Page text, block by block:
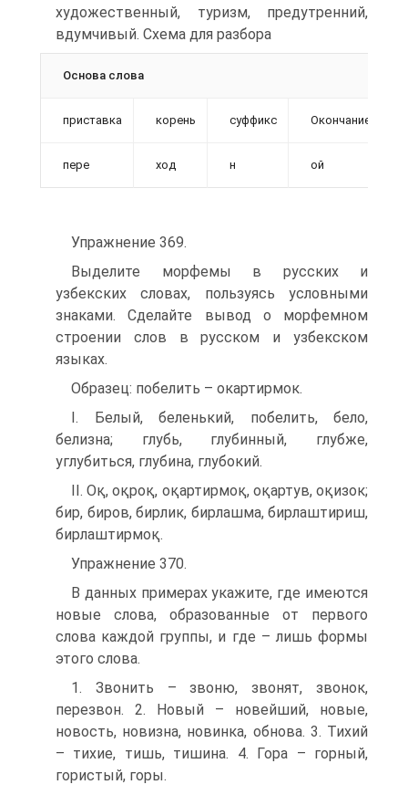
художественный, туризм, предутренний,
вдумчивый. Схема для разбора
Основа слова
приставка корень суффикс Окончание
пере ход н ой
Упражнение 369.
Выделите морфемы в русских и
узбекских словах, пользуясь условными
знаками. Сделайте вывод о морфемном
строении слов в русском и узбекском
языках.
Образец: побелить – окартирмок.
I. Белый, беленький, побелить, бело,
белизна; глубь, глубинный, глубже,
углубиться, глубина, глубокий.
II. Оқ, оқроқ, оқартирмоқ, оқартув, оқизок;
бир, биров, бирлик, бирлашма, бирлаштириш,
бирлаштирмоқ.
Упражнение 370.
В данных примерах укажите, где имеются
новые слова, образованные от первого
слова каждой группы, и где – лишь формы
этого слова.
1. Звонить – звоню, звонят, звонок,
перезвон. 2. Новый – новейший, новые,
новость, новизна, новинка, обнова. 3. Тихий
– тихие, тишь, тишина. 4. Гора – горный,
гористый, горы.